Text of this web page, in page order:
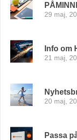
29 maj,
Info om
21 maj,
20 maj,
Passa